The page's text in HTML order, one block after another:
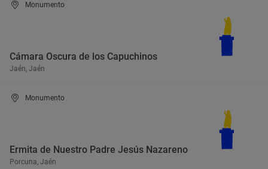
Monumento
Cámara Oscura de los Capuchinos
Jaén, Jaén
Monumento
Ermita de Nuestro Padre Jesús Nazareno
Porcuna, Jaén